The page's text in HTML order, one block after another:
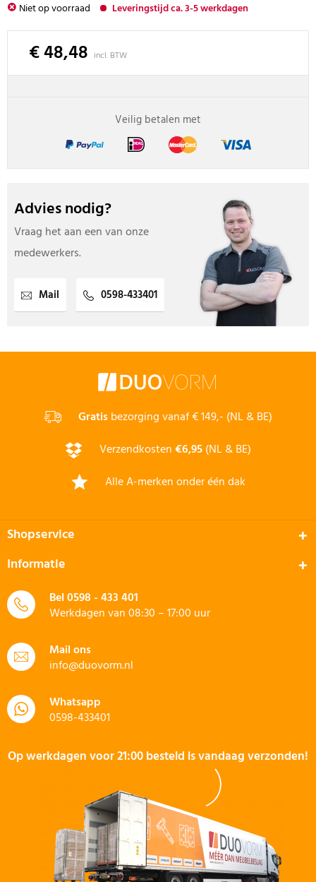
Niet op voorraad Leveringstijd ca. 3-5 werkdagen
€ 48,48 incl. BTW
Veilig betalen met
Advies nodig?
Vraag het aan een van onze
medewerkers.
Mail 0598-433401
Gratisbezorging vanaf € 149,- (NL & BE)
Verzendkosten€6,95(NL & BE)
Alle A-merken onder één dak
Shopservice
Informatie
Bel0598 - 433 401
Werkdagen van 08:30 – 17:00 uur
Mail ons
info@duovorm.nl
Whatsapp
0598-433401
Op werkdagen voor 21:00 besteld is vandaag verzonden!